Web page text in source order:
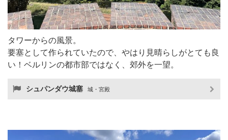
タワーからの風景。
要塞として作られていたので、やはり見晴らしがとても良
い！ベルリンの都市部ではなく、郊外を一望。
シュパンダウ城塞 城・宮殿